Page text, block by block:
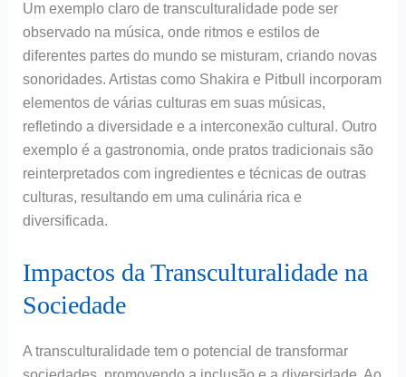
Um exemplo claro de transculturalidade pode ser
observado na música, onde ritmos e estilos de
diferentes partes do mundo se misturam, criando novas
sonoridades. Artistas como Shakira e Pitbull incorporam
elementos de várias culturas em suas músicas,
refletindo a diversidade e a interconexão cultural. Outro
exemplo é a gastronomia, onde pratos tradicionais são
reinterpretados com ingredientes e técnicas de outras
culturas, resultando em uma culinária rica e
diversificada.
Impactos da Transculturalidade na
Sociedade
A transculturalidade tem o potencial de transformar